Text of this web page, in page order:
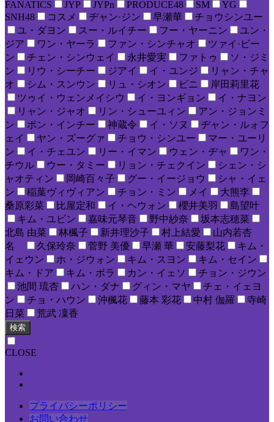
FANATICS
JYP JYPn PRODUCE48 SM
YG
SNH48
コスメ ヂャン·ジン 早瀬華
チョウシンユー
ユ・ダヨン
スー・ルイチー フー・ヤーニン
ユン・
ジア
ワン・ヤーラ ファン・シンチャオ
ツァイ·ビー
ン
チェン・シンウェイ 永井愛実 ファトゥ
ソ・ジミ
ン
リウ・シーチー ジアイ イ・ユンジ
リャン・チャ
オ
シム・スンウン リュ・シオン ビニ
岸田莉里花
ツゥイ・ウェンメイシウ
イ・ヨンギョン
イ・ナヨン
リャン・ジャオ
リン・シューユィン
アン・ジョンミ
ン
ポン・インチー 神蔵令 イ・ソヌ
ヂャン・ルォフ
ェイ
ヤン・ズーグァ チョウ・シンユー
マー・ユーリ
ン
イ・チェユン リー・イマン ウェン・ヂャ
ワン・
チウル
ウー・タミー リョン・チェクイン
シェン・シ
ャオティン
岡崎百々子 グー・イージョウ
シャ・イェ
ン
稲葉ヴィヴィアン チョン・ミン メイ
大熊李
桑原彩菜
比屋定和 イ・ヘウォン 櫻井美羽
島望叶
キム・ユビン
嘉味元琴音 野中紗奈
坂本志穂菜
北島 由菜
林楓子 新井理沙子 村上結愛
山内若杏
名
久保玲奈 菅野 美優 早瀬 華 安藤梨花
キム・
イェウン
ホ・ジウォン キム・スヨン
キム・セイン
キム・ドア
キム・ボラ カン・イェソ
チョン・ジウン
池間 琉杏
ハン・ダナ グィン・マヤ
チェ・イェヨ
ン
チョ・ハウン 沖楓花 藤本 彩花 中村 伽羅
寺崎
日菜
荒武 凜香
検索
CLOSE
プライバシーポリシー
お問い合わせ